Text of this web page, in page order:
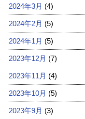
2024年3月 (4)
2024年2月 (5)
2024年1月 (5)
2023年12月 (7)
2023年11月 (4)
2023年10月 (5)
2023年9月 (3)